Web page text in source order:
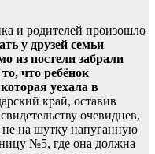
и родителей произошло
у друзей семьи
из постели забрали
что ребёнок
которая уехала в
край, оставив
очевидцев,
на шутку напуганную
№5, где она должна